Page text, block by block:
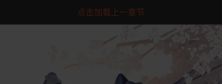
点击加载上一章节